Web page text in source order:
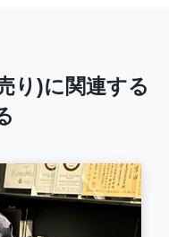
り)に関連する